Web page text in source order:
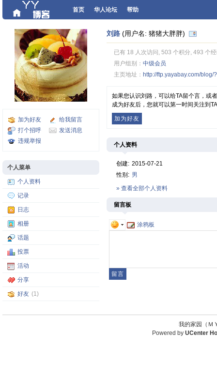
首页 华人论坛 帮助
加为好友
给我留言
打个招呼
发送消息
违规举报
个人菜单
个人资料
记录
日志
相册
话题
投票
活动
分享
好友 (1)
刘路 (用户名: 猪猪大胖胖)
已有 18 人次访问, 503 个积分, 493 个
用户组别： 中级会员
主页地址： http://ftp.yayabay.com/blog/
如果您认识刘路，可以给TA留个言，或
成为好友后，您就可以第一时间关注到
加为好友
个人资料
创建: 2015-07-21
性别: 男
» 查看全部个人资料
留言板
涂鸦板
我的家园（
Powered by UCenter